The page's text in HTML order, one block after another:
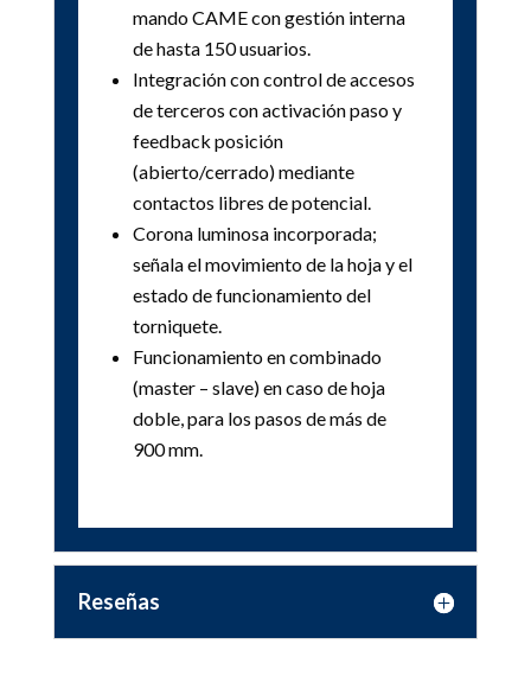
mando CAME con gestión interna
de hasta 150 usuarios.
Integración con control de accesos
de terceros con activación paso y
feedback posición
(abierto/cerrado) mediante
contactos libres de potencial.
Corona luminosa incorporada;
señala el movimiento de la hoja y el
estado de funcionamiento del
torniquete.
Funcionamiento en combinado
(master – slave) en caso de hoja
doble, para los pasos de más de
900 mm.
Reseñas